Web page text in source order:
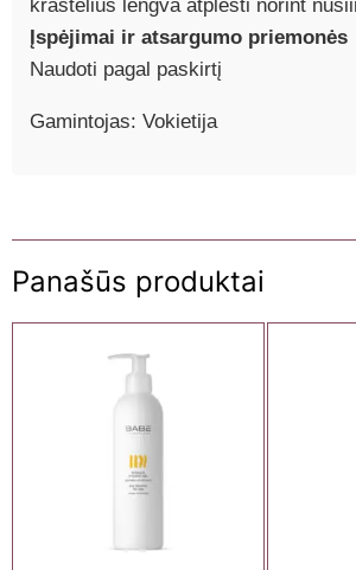
kraštelius lengva atplėšti norint
Įspėjimai ir atsargumo priemonės
Naudoti pagal paskirtį
Gamintojas: Vokietija
Panašūs produktai